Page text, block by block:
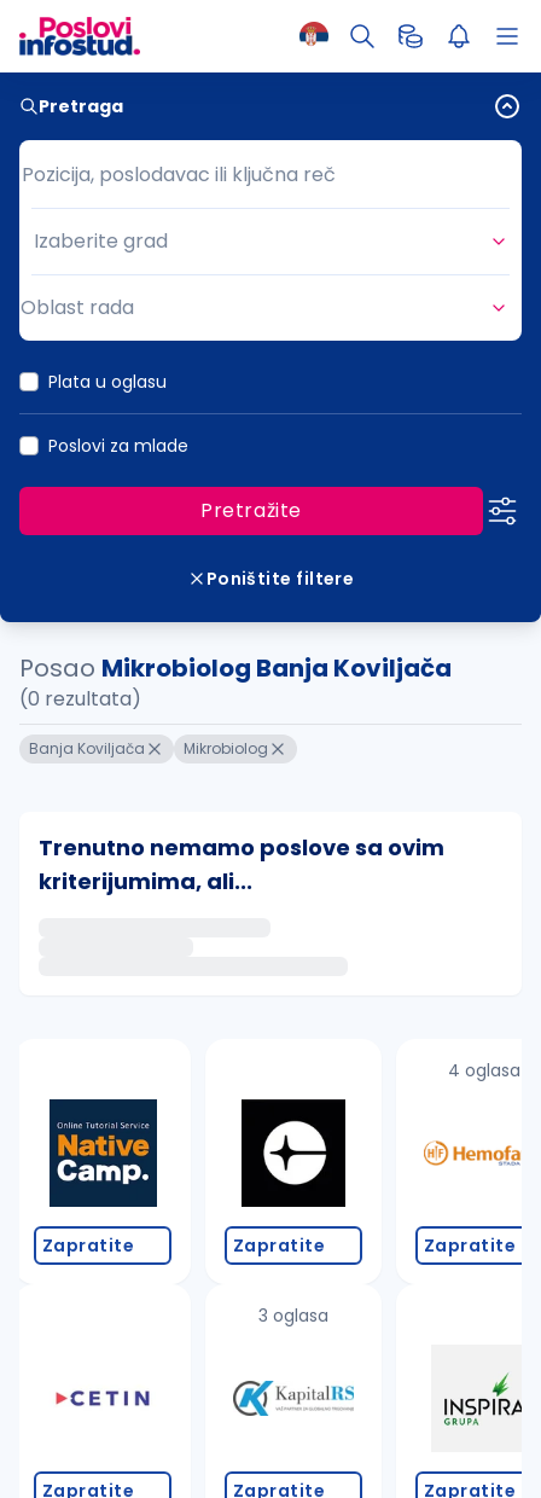
Pretraga
Pozicija, poslodavac ili ključna reč
Pozicija, poslodavac ili ključna reč
Grad
Izaberite grad
Oblast rada
Plata u oglasu
Poslovi za mlade
Pretražite
Poništite filtere
Posao Mikrobiolog Banja Koviljača
(0 rezultata)
Banja Koviljača Mikrobiolog
Trenutno nemamo poslove sa ovim
kriterijumima, ali...
Takođe možete da:
proverite pravopisne greške (koristite č, ć, š, đ,
povećajte radijus za odabrani grad
promenite odabrane filtere pretrage
Zapratite
Zapratite
Zapratite
3 oglasa
Zapratite
4 oglasa
Zapratite
Zapratite